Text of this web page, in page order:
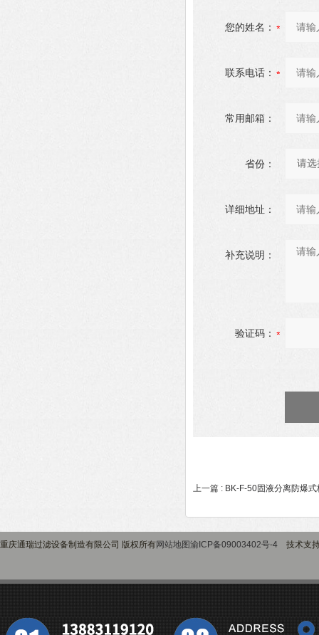
您的姓名：
联系电话：
常用邮箱：
省份：
详细地址：
补充说明：
验证码：
上一篇 : BK-F-50固液分离防爆
重庆通瑞过滤设备制造有限公司 版权所有网站地图渝ICP备09003402号-4 技术支